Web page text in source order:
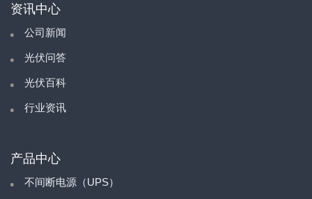
资讯中心
公司新闻
光伏问答
光伏百科
行业资讯
产品中心
不间断电源（UPS）